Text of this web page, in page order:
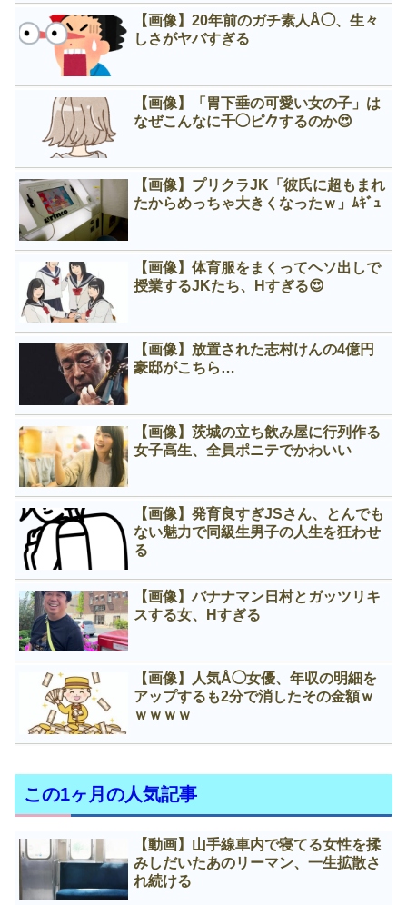
【画像】20年前のガチ素人Å◯、生々
しさがヤバすぎる
【画像】「胃下垂の可愛い女の子」は
なぜこんなに千◯ピ𠂊するのか😍
【画像】プリクラJK「彼氏に超もまれ
たからめっちゃ大きくなったｗ」ﾑｷﾞｭ
【画像】体育服をまくってヘソ出しで
授業するJKたち、Нすぎる😍
【画像】放置された志村けんの4億円
豪邸がこちら…
【画像】茨城の立ち飲み屋に行列作る
女子高生、全員ポニテでかわいい
【画像】発育良すぎJSさん、とんでも
ない魅力で同級生男子の人生を狂わせ
る
【画像】バナナマン日村とガッツリキ
スする女、Нすぎる
【画像】人気Å◯女優、年収の明細を
アップするも2分で消したその金額ｗ
ｗｗｗｗ
この1ヶ月の人気記事
【動画】山手線車内で寝てる女性を揉
みしだいたあのリーマン、一生拡散さ
れ続ける